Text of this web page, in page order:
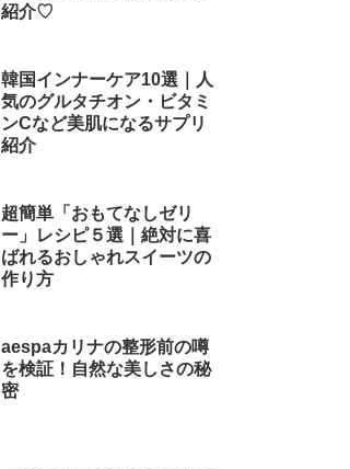
紹介♡
韓国インナーケア10選｜人
気のグルタチオン・ビタミ
ンCなど美肌になるサプリ
紹介
超簡単「おもてなしゼリ
ー」レシピ５選｜絶対に喜
ばれるおしゃれスイーツの
作り方
aespaカリナの整形前の噂
を検証！自然な美しさの秘
密